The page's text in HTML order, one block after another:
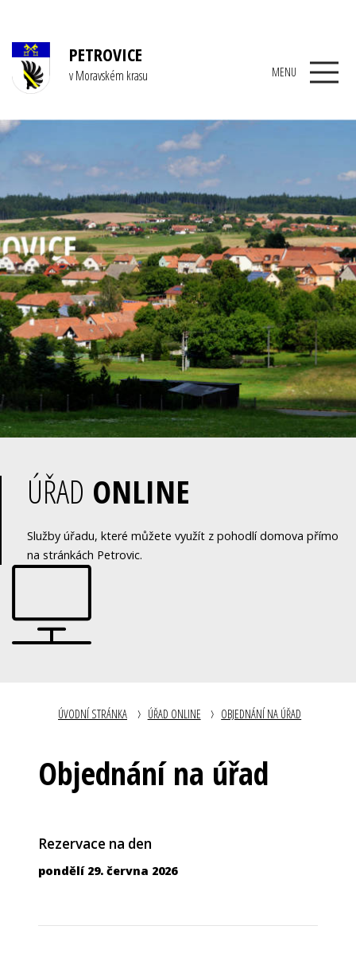
PETROVICE
v Moravském krasu MENU
ÚŘAD ONLINE
Služby úřadu, které můžete využít z pohodlí domova přímo
na stránkách Petrovic.
ÚVODNÍ STRÁNKA ÚŘAD ONLINE OBJEDNÁNÍ NA ÚŘAD
Objednání na úřad
Rezervace na den
pondělí 29. června 2026